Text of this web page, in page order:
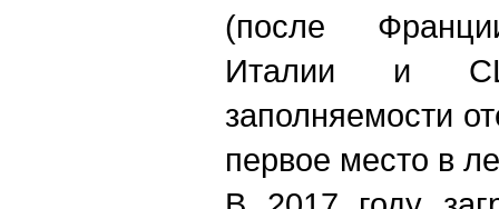
(после
Италии и
заполняемости
первое место в